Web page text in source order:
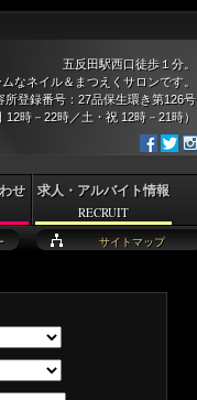
サイトマップ
五反田駅西口徒歩１分。
なネイル＆まつえくサロンです。
登録番号：27品保生環き第126号
時－22時／土・祝 12時－21時）
せ 求人・アルバイト情報
RECRUIT